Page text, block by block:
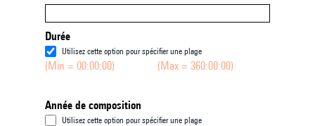
Durée
Utilisez cette option pour spécifier une plage
(Min = 00:00:00) (Max = 360:00:00)
Année de composition
Utilisez cette option pour spécifier une plage